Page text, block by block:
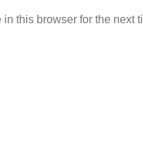
this browser for the next